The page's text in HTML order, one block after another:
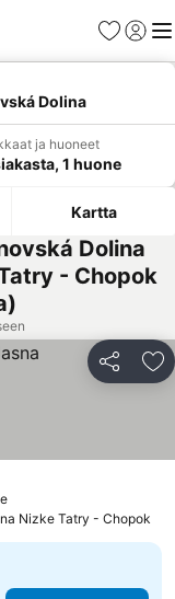
Suosikit
Dolina
ja huoneet
1 huone
Kartta
Dolina
- Chopok
Jaa
Nizke Tatry - Chopok